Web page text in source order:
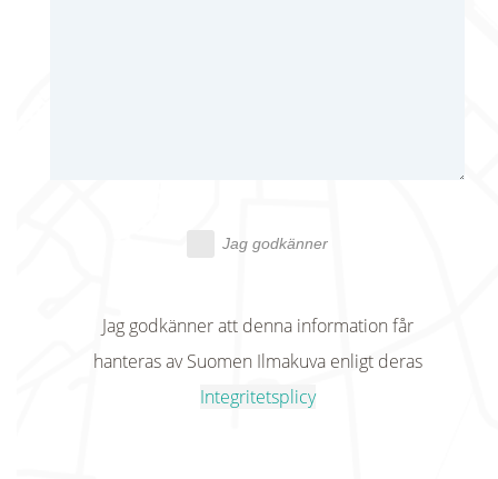
Jag godkänner
Jag godkänner att denna information får
hanteras av Suomen Ilmakuva enligt deras
Integritetsplicy